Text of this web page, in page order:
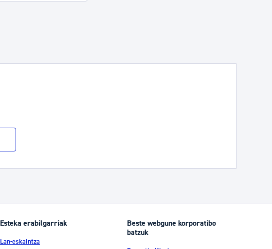
Esteka erabilgarriak
Lan-eskaintza
Beste webgune korporatibo
batzuk